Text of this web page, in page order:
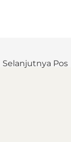
Selanjutnya Pos